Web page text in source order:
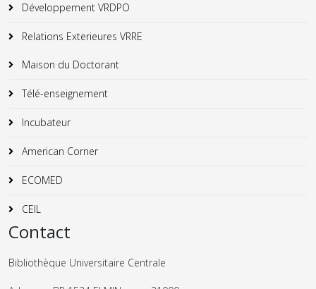
Développement VRDPO
Relations Exterieures VRRE
Maison du Doctorant
Télé-enseignement
Incubateur
American Corner
ECOMED
CEIL
Contact
Bibliothèque Universitaire Centrale